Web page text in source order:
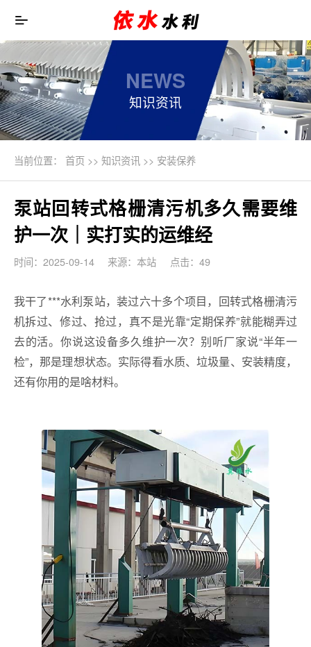
NEWS
知识资讯
当前位置： 首页>> 知识资讯 >> 安装保养
泵站回转式格栅清污机多久需要维
护一次｜实打实的运维经
时间：2025-09-14 来源：本站 点击：49
我干了***水利泵站，装过六十多个项目，回转式格栅清污
机拆过、修过、抢过，真不是光靠“定期保养”就能糊弄过
去的活。你说这设备多久维护一次？别听厂家说“半年一
检”，那是理想状态。实际得看水质、垃圾量、安装精度，
还有你用的是啥材料。